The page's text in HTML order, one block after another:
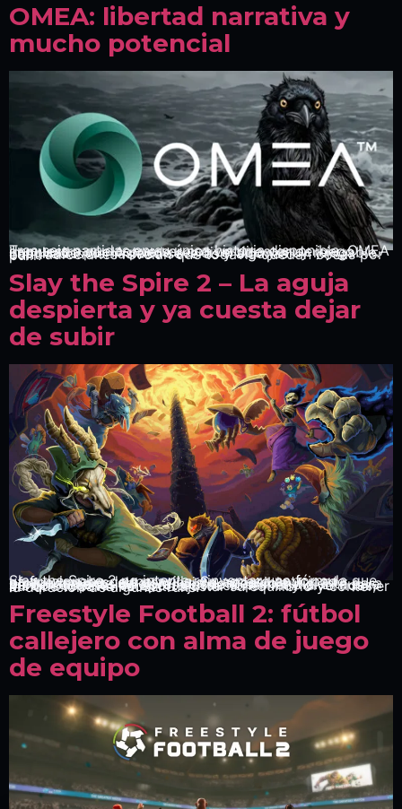
OMEA: libertad narrativa y
mucho potencial
Tras seis partidas en su única historia disponible, OMEA demuestra que conversar con un director de juego impulsado por IA puede ser divertido y muy rejugable. Las tiradas demasiado severas y algunas contradicciones revelan que todavía quedan cosas por pulir.
Slay the Spire 2 – La aguja
despierta y ya cuesta dejar
de subir
Slay the Spire 2 no intenta reinventar una fórmula que ya funcionaba de maravilla. Su acceso anticipado ofrece una secuela continuista, accesible y profundamente adictiva, con contenido suficiente para perder decenas de horas desde el primer día. El nuevo modo cooperativo aporta situaciones muy divertidas, aunque todavía necesita ajustar su equilibrio y contener la duración de algunas runs.
Freestyle Football 2: fútbol
callejero con alma de juego
de equipo